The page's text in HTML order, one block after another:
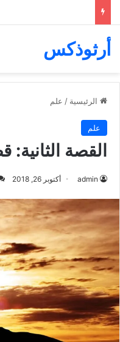
أرثوذكس
الرئيسية / علم
علم
القصة
admin أكتوبر 26, 2018